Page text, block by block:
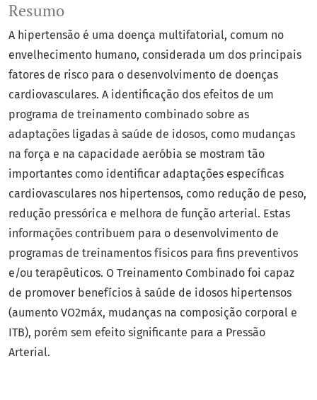
Resumo
A hipertensão é uma doença multifatorial, comum no
envelhecimento humano, considerada um dos principais
fatores de risco para o desenvolvimento de doenças
cardiovasculares. A identificação dos efeitos de um
programa de treinamento combinado sobre as
adaptações ligadas à saúde de idosos, como mudanças
na força e na capacidade aeróbia se mostram tão
importantes como identificar adaptações específicas
cardiovasculares nos hipertensos, como redução de peso,
redução pressórica e melhora de função arterial. Estas
informações contribuem para o desenvolvimento de
programas de treinamentos físicos para fins preventivos
e/ou terapêuticos. O Treinamento Combinado foi capaz
de promover benefícios à saúde de idosos hipertensos
(aumento VO2máx, mudanças na composição corporal e
ITB), porém sem efeito significante para a Pressão
Arterial.